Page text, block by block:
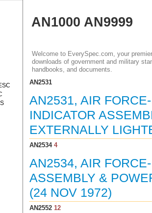
AN1000 AN9999
Welcome to EverySpec.com, your
downloads of government and military
handbooks, and documents.
AN2531
AN2531, AIR
INDICATOR
EXTERNALLY
AN25344
AN2534, AIR
ASSEMBLY &
(24 NOV 1972)
AN255212